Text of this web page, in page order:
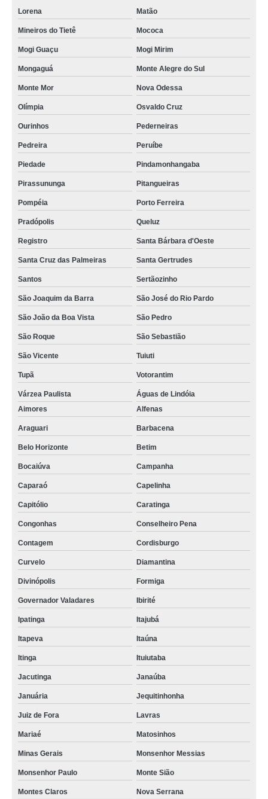
Lorena Matão
Mineiros do Tietê Mococa
Mogi Guaçu Mogi Mirim
Mongaguá Monte Alegre do Sul
Monte Mor Nova Odessa
Olímpia Osvaldo Cruz
Ourinhos Pederneiras
Pedreira Peruíbe
Piedade Pindamonhangaba
Pirassununga Pitangueiras
Pompéia Porto Ferreira
Pradópolis Queluz
Registro Santa Bárbara d'Oeste
Santa Cruz das Palmeiras Santa Gertrudes
Santos Sertãozinho
São Joaquim da Barra São José do Rio Pardo
São João da Boa Vista São Pedro
São Roque São Sebastião
São Vicente Tuiuti
Tupã Votorantim
Várzea Paulista
Águas de Lindóia
Aimores
Alfenas
Araguari Barbacena
Belo Horizonte Betim
Bocaiúva Campanha
Caparaó Capelinha
Capitólio Caratinga
Congonhas Conselheiro Pena
Contagem Cordisburgo
Curvelo Diamantina
Divinópolis Formiga
Governador Valadares Ibirité
Ipatinga Itajubá
Itapeva Itaúna
Itinga Ituiutaba
Jacutinga Janaúba
Januária Jequitinhonha
Juiz de Fora Lavras
Mariaé Matosinhos
Minas Gerais Monsenhor Messias
Monsenhor Paulo Monte Sião
Montes Claros Nova Serrana